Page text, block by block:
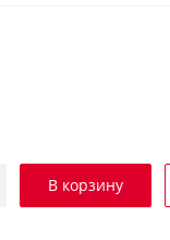
В корзину